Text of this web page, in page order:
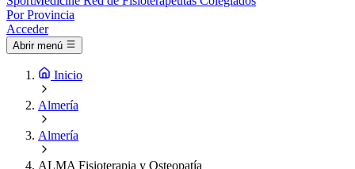
Por Provincia
Acceder
Abrir menú
Inicio
Almería
Almería
ALMA Fisioterapia y Osteopatía